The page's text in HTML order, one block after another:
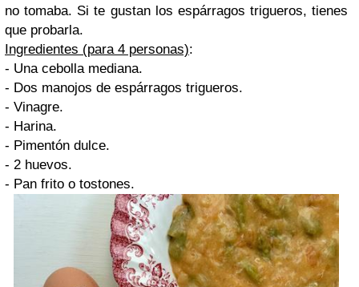
no tomaba. Si te gustan los espárragos trigueros, tienes
que probarla.
Ingredientes (para 4 personas):
- Una cebolla mediana.
- Dos manojos de espárragos trigueros.
- Vinagre.
- Harina.
- Pimentón dulce.
- 2 huevos.
- Pan frito o tostones.